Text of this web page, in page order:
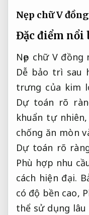
Nẹp chữ V đồng
Đặc điểm nổi
Nẹp chữ V
Dễ bảo trì sau
trưng của kim
Dự toán rõ
khuẩn tự nhiên,
chống ăn mòn
Dự toán rõ
Phù hợp nhu
cách hiện đại.
có độ bền cao,
thể sử dụng